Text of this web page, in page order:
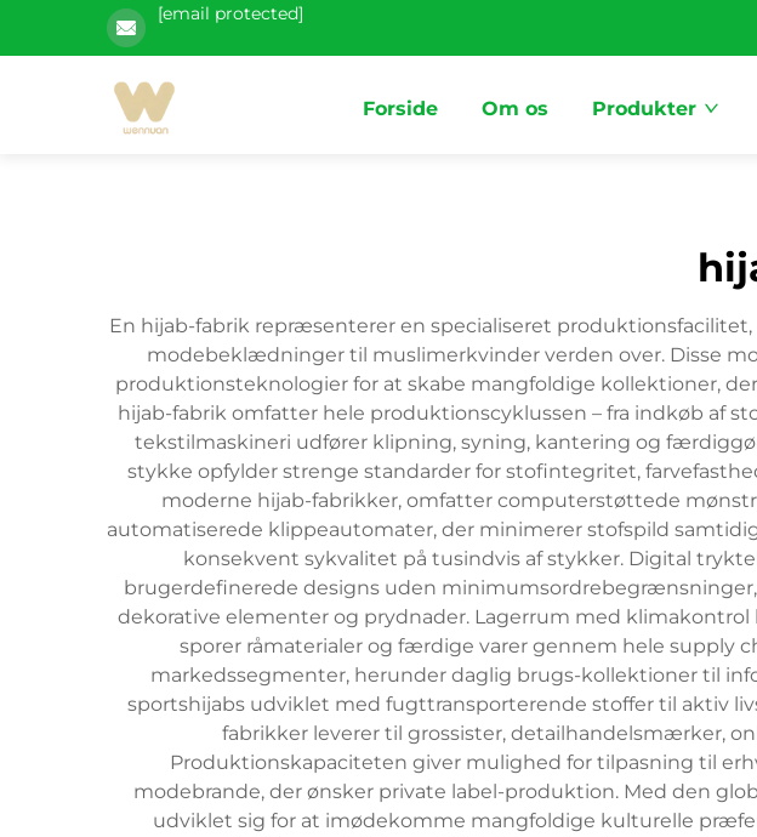
[email protected]
Forside Om os Produkter
En hijab-fabrik repræsenterer en specialiseret
modebeklædninger til muslimerkvinder verden over. Disse
produktionsteknologier for at skabe mangfoldige kollektioner,
hijab-fabrik omfatter hele produktionscyklussen – fra indkøb af
tekstilmaskineri udfører klipning, syning, kantering og
stykke opfylder strenge standarder for stofintegritet,
moderne hijab-fabrikker, omfatter computerstøttede
automatiserede klippeautomater, der minimerer stofspild
konsekvent sykvalitet på tusindvis af stykker. Digital
brugerdefinerede designs uden
dekorative elementer og prydnader. Lagerrum med
sporer råmaterialer og færdige varer gennem hele supply
markedssegmenter, herunder daglig brugs-kollektioner til
sportshijabs udviklet med fugttransporterende stoffer til aktiv
fabrikker leverer til grossister, detailhandelsmærker,
Produktionskapaciteten giver mulighed for tilpasning til
modebrande, der ønsker private label-produktion. Med den
udviklet sig for at imødekomme mangfoldige kulturelle